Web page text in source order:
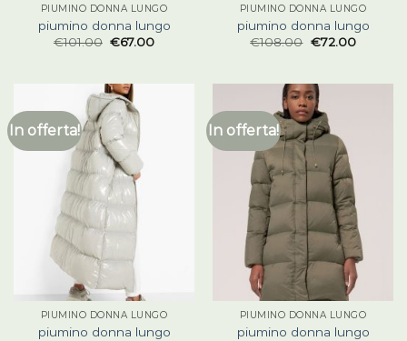
PIUMINO DONNA LUNGO
piumino donna lungo
€101.00 €67.00
PIUMINO DONNA LUNGO
piumino donna lungo
€108.00 €72.00
In offerta!
PIUMINO DONNA LUNGO
piumino donna lungo
In offerta!
PIUMINO DONNA LUNGO
piumino donna lungo